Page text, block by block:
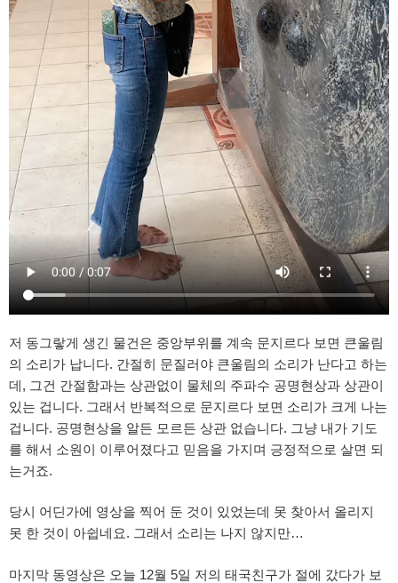
저 동그랗게 생긴 물건은 중앙부위를 계속 문지르다 보면 큰울림
의 소리가 납니다. 간절히 문질러야 큰울림의 소리가 난다고 하는
데, 그건 간절함과는 상관없이 물체의 주파수 공명현상과 상관이
있는 겁니다. 그래서 반복적으로 문지르다 보면 소리가 크게 나는
겁니다. 공명현상을 알든 모르든 상관 없습니다. 그냥 내가 기도
를 해서 소원이 이루어졌다고 믿음을 가지며 긍정적으로 살면 되
는거죠.
당시 어딘가에 영상을 찍어 둔 것이 있었는데 못 찾아서 올리지
못 한 것이 아쉽네요. 그래서 소리는 나지 않지만…
마지막 동영상은 오늘 12월 5일 저의 태국친구가 절에 갔다가 보